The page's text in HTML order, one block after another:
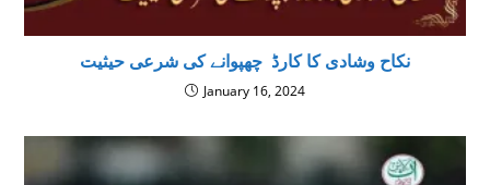
نكاح وشادى كا کارڈ چھپوانے كى شرعى حيثيت
January 16, 2024